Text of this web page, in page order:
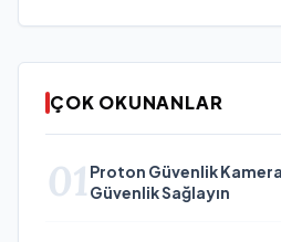
ÇOK OKUNANLAR
01 Proton Güvenlik
Güvenlik Sağlayın